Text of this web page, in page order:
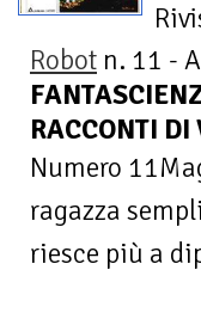
Robot n. 11 -
RACCONTI
Numero
ragazza
riesce più a